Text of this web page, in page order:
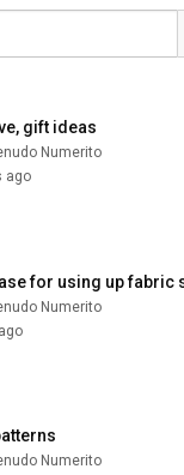
gift ideas
Numerito
ago
for using up fabric
Numerito
Numerito